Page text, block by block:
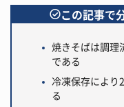
この記事で
焼きそばは調理
である
冷凍保存により
る